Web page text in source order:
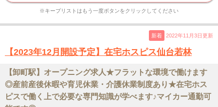
※キープリストはもう一度ボタンをクリックしてください
新着 2022年11月3日更新
【2023年12月開設予定】在宅ホスピス仙台若林
【卸町駅】オープニング求人★フラットな環境で働けます
◎産前産後休暇や育児休業・介護休業制度あり★在宅ホス
ピスで働く上で必要な専門知識が学べます♪マイカー通勤可